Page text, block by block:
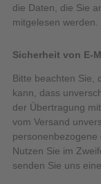
die Daten, die Sie
mitgelesen werden.
Sicherheit von E-
Bitte beachten Sie,
kann, dass
der Übertragung
vom Versand
personenbezogene
Nutzen Sie im
senden Sie uns